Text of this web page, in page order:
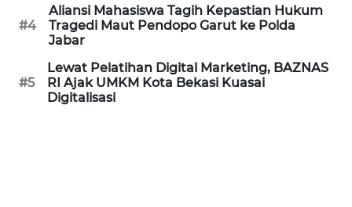
#4
Aliansi Mahasiswa Tagih Kepastian Hukum
Tragedi Maut Pendopo Garut ke Polda
Jabar
#5
Lewat Pelatihan Digital Marketing, BAZNAS
RI Ajak UMKM Kota Bekasi Kuasai
Digitalisasi
PRIANGAN
TIMUR
WN
SEMARANG